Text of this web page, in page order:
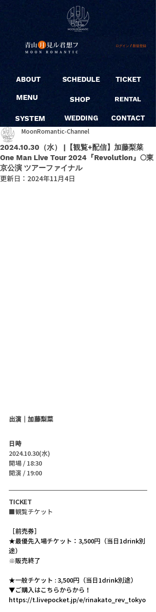
ログイン / 新規登録
ABOUT
MENU
SYSTEM
SCHEDULE
SHOP
WEDDING
TICKET
RENTAL
CONTACT
2024.10.30（水） |【観覧+配信】加藤梨菜
One Man Live Tour 2024『Revolution』🌕東
京公演 ツアーファイナル
MoonRomantic-Channel
更新日： 2024年11月4日
出演｜加藤梨菜
日時
2024.10.30(水)
開場 / 18:30
開演 / 19:00
TICKET
■観覧チケット
［前売券］
★最優先入場チケット：3,500円（当日1drink別
途）
※販売終了
★一般チケット : 3,500円（当日1drink別途）
▼ご購入はこちらからから！
https://t.livepocket.jp/e/rinakato_rev_tokyo